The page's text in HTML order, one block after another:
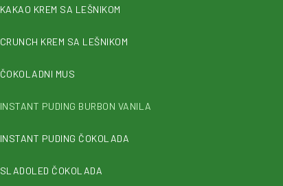
KAKAO KREM SA LEŠNIKOM
CRUNCH KREM SA LEŠNIKOM
ČOKOLADNI MUS
INSTANT PUDING BURBON VANILA
INSTANT PUDING ČOKOLADA
SLADOLED ČOKOLADA